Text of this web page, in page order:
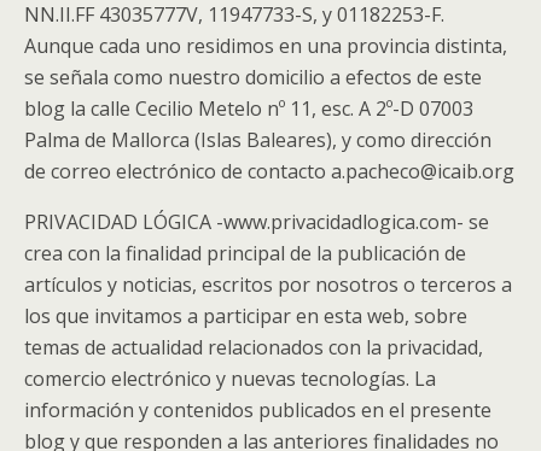
NN.II.FF 43035777V, 11947733-S, y 01182253-F.
Aunque cada uno residimos en una provincia distinta,
se señala como nuestro domicilio a efectos de este
blog la calle Cecilio Metelo nº 11, esc. A 2º-D 07003
Palma de Mallorca (Islas Baleares), y como dirección
de correo electrónico de contacto a.pacheco@icaib.org
PRIVACIDAD LÓGICA -www.privacidadlogica.com- se
crea con la finalidad principal de la publicación de
artículos y noticias, escritos por nosotros o terceros a
los que invitamos a participar en esta web, sobre
temas de actualidad relacionados con la privacidad,
comercio electrónico y nuevas tecnologías. La
información y contenidos publicados en el presente
blog y que responden a las anteriores finalidades no